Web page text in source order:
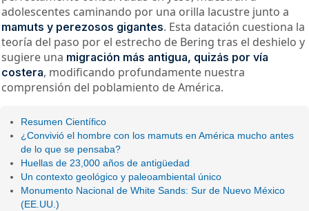
adolescentes caminando por una orilla lacustre junto a
mamuts y perezosos gigantes. Esta datación cuestiona la
teoría del paso por el estrecho de Bering tras el deshielo y
sugiere una migración más antigua, quizás por vía
costera, modificando profundamente nuestra
comprensión del poblamiento de América.
Resumen Científico
¿Convivió el hombre con los mamuts en América mucho antes
de lo que se pensaba?
Huellas de 23,000 años de antigüedad
Un contexto geológico y paleoambiental único
Monumento Nacional de White Sands: Sur de Nuevo México
(EE.UU.)